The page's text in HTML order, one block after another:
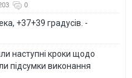
0
+37+39 градусів. -
наступні кроки щодо
підсумки виконання